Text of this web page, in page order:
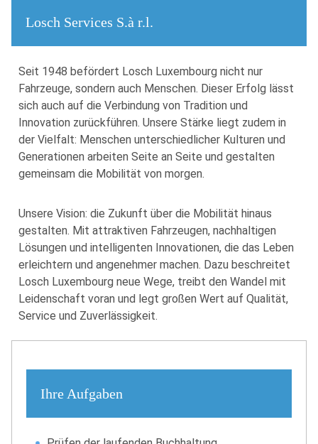
Losch Services S.à r.l.
Seit 1948 befördert Losch Luxembourg nicht nur
Fahrzeuge, sondern auch Menschen. Dieser Erfolg lässt
sich auch auf die Verbindung von Tradition und
Innovation zurückführen. Unsere Stärke liegt zudem in
der Vielfalt: Menschen unterschiedlicher Kulturen und
Generationen arbeiten Seite an Seite und gestalten
gemeinsam die Mobilität von morgen.
Unsere Vision: die Zukunft über die Mobilität hinaus
gestalten. Mit attraktiven Fahrzeugen, nachhaltigen
Lösungen und intelligenten Innovationen, die das Leben
erleichtern und angenehmer machen. Dazu beschreitet
Losch Luxembourg neue Wege, treibt den Wandel mit
Leidenschaft voran und legt großen Wert auf Qualität,
Service und Zuverlässigkeit.
Ihre Aufgaben